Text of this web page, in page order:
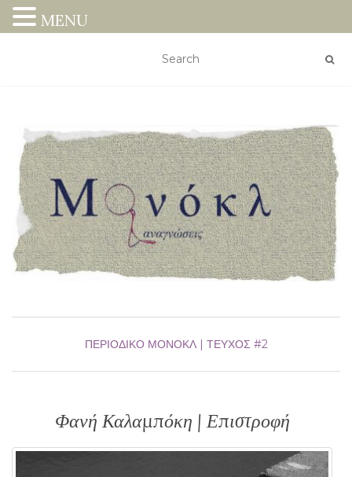
ΠΕΡΙΟΔΙΚΌ ΜΟΝΌΚΛ | ΤΕΎΧΟΣ #2
Φανή Καλαμπόκη | Επιστροφή
MENU